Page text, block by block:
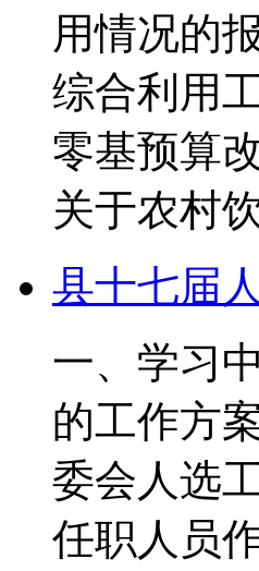
用情况的
综合利用
零基预算
关于农村
县十七届
一、学习
的工作方
委会人选
任职人员